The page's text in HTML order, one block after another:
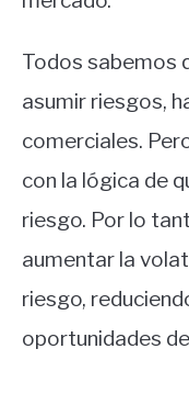
Todos sabemos
asumir riesgos,
comerciales.
con la lógica de
riesgo. Por lo
aumentar la
riesgo,
oportunidades